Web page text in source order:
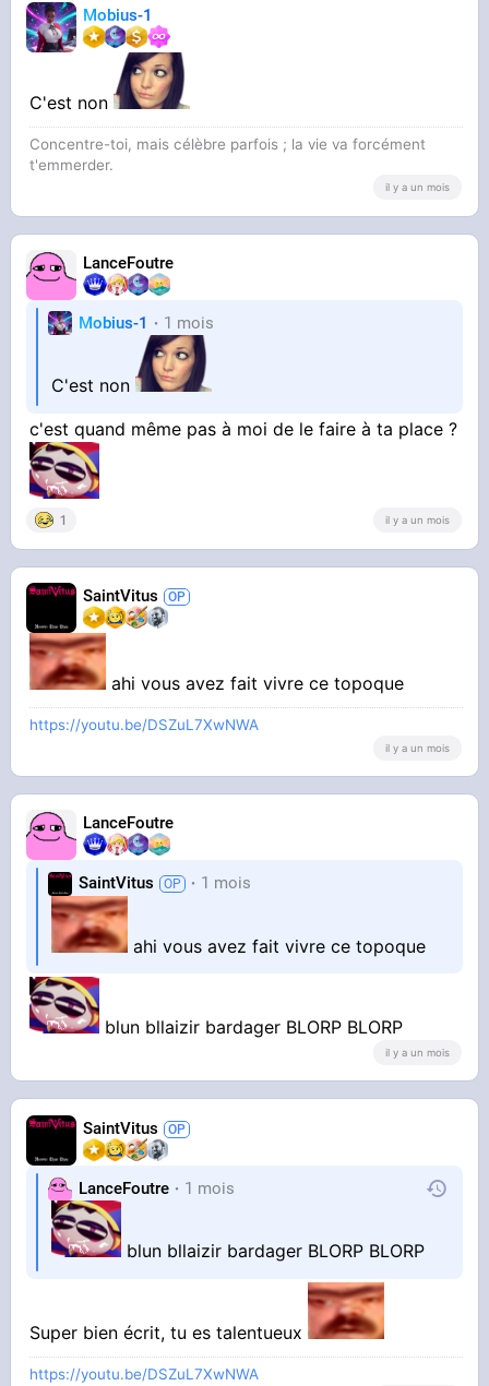
Mobius-1
C'est non
Concentre-toi, mais célèbre parfois ; la vie va forcément
t'emmerder.
il y a un mois
LanceFoutre
Mobius-1 1 mois
C'est non
c'est quand même pas à moi de le faire à ta place ?
1 il y a un mois
SaintVitus
ahi vous avez fait vivre ce topoque
https://youtu.be/DSZuL7XwNWA
il y a un mois
LanceFoutre
SaintVitus 1 mois
ahi vous avez fait vivre ce topoque
blun bllaizir bardager BLORP BLORP
il y a un mois
SaintVitus
LanceFoutre 1 mois
blun bllaizir bardager BLORP BLORP
Super bien écrit, tu es talentueux
https://youtu.be/DSZuL7XwNWA